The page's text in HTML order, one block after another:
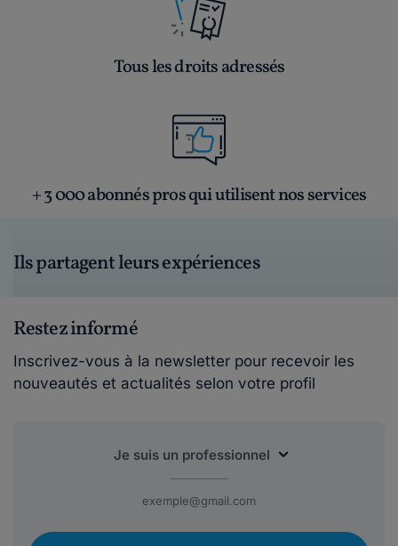
Tous les droits adressés
+ 3 000 abonnés pros qui utilisent nos services
Ils partagent leurs expériences
Restez informé
Inscrivez-vous à la newsletter pour recevoir les
nouveautés et actualités selon votre profil